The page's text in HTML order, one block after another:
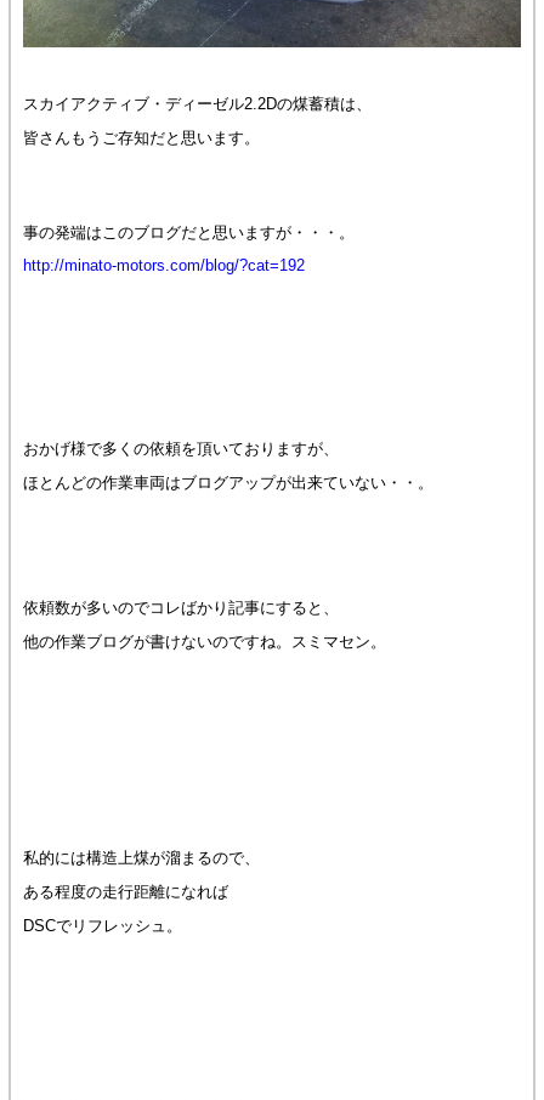
スカイアクティブ・ディーゼル2.2Dの煤蓄積は、
皆さんもうご存知だと思います。
事の発端はこのブログだと思いますが・・・。
http://minato-motors.com/blog/?cat=192
おかげ様で多くの依頼を頂いておりますが、
ほとんどの作業車両はブログアップが出来ていない・・。
依頼数が多いのでコレばかり記事にすると、
他の作業ブログが書けないのですね。スミマセン。
私的には構造上煤が溜まるので、
ある程度の走行距離になれば
DSCでリフレッシュ。